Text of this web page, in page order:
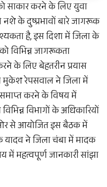
साकार करने के लिए युवा
नशे के दुष्प्रभावों बारे जागरूक
है, इस दिशा में जिला के
विभिन्न जागरूकता
के लिए बेहतरीन प्रयास
मुकेश रेपसवाल ने जिला में
करने के विषय में
विभागों के अधिकारियों
से आयोजित इस बैठक में
ने जिला चंबा में मादक
में महत्वपूर्ण जानकारी सांझा